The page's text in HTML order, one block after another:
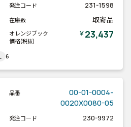
発注コード 231-1598
在庫数 取寄品
オレンジブック
価格(税抜)
￥23,437
6
品番
00-01-0004-
0020X0080-05
発注コード 230-9972